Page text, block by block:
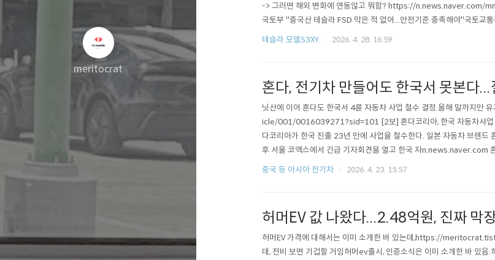
meritocrat
-> 그러면 해외 변화에 연동않고 뭐함? https://
국토부 "중국산 테슬라 FSD 막은 적 없어...안전기준 충족해야"국토교
주행(FSD)의 국내 도입이 지연되고 있다는 논란에 대해 "기능 도입을
테슬라 모델S3XY 2026. 4. 28. 16:59
혼다, 전기차 만들어도 한국서 못본다
닛산에 이어 혼다도 한국서 4륜 자동차 사업 철수 결정.올해 말까지
icle/001/0016039271?sid=101 [2보] 혼다코리아, 한국 자동차사업
다코리아가 한국 진출 23년 만에 사업을 철수한다. 일본 자동차 브랜드
후 서울 코엑스에서 긴급 기자회견을 열고 한국 자n.news.naver.com
제 혼다 산 사람은 낙동강 오리알 된 셈. 이유는 중국 전기차 경쟁에서 밀
중국 등 아시아 전기차 2026. 4. 23. 15:57
허머EV 값 나왔다...2.48억원, 진짜 막
허머EV 가격에 대해서는 이미 소개한 바 있는데,https://
데, 전비 보면 기겁할 거임허머ev출시, 인증소식은 이미 소개한 바 있음